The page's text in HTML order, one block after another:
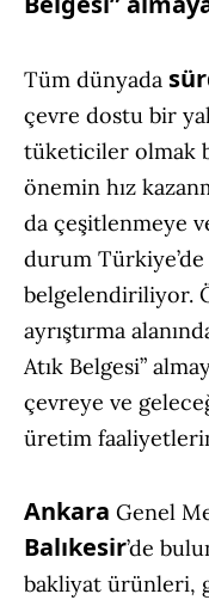
Tüm dünyada
çevre dostu bir
tüketiciler olmak
önemin hız
da çeşitlenmeye
durum Türkiye’de
belgelendiriliyor.
ayrıştırma
Atık Belgesi”
çevreye ve
üretim
Ankara Genel
Balıkesir’de
bakliyat ürünleri,